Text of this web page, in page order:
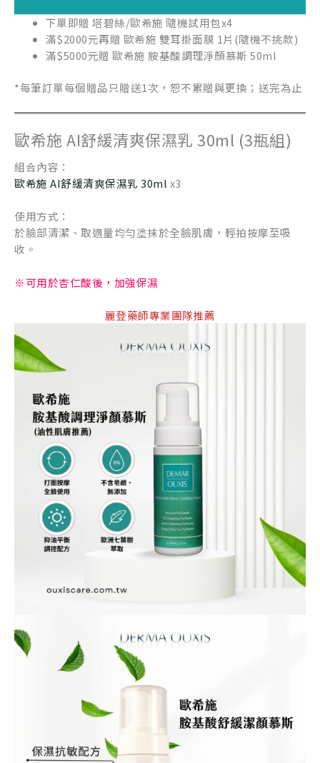
下單即贈 塔碧絲/歐希施 隨機試用包x4
滿$2000元再贈 歐希施 雙耳掛面膜 1片(隨機不挑款)
滿$5000元贈 歐希施 胺基酸調理淨顏慕斯 50ml
*每筆訂單每個贈品只贈送1次，恕不累贈與更換；送完為止
歐希施 AI舒緩清爽保濕乳 30ml (3瓶組)
組合內容：
歐希施 AI舒緩清爽保濕乳 30ml x3
使用方式：
於臉部清潔、取適量均勻塗抹於全臉肌膚，輕拍按摩至吸
收。
※可用於杏仁酸後，加強保濕
麗登藥師專業團隊推薦